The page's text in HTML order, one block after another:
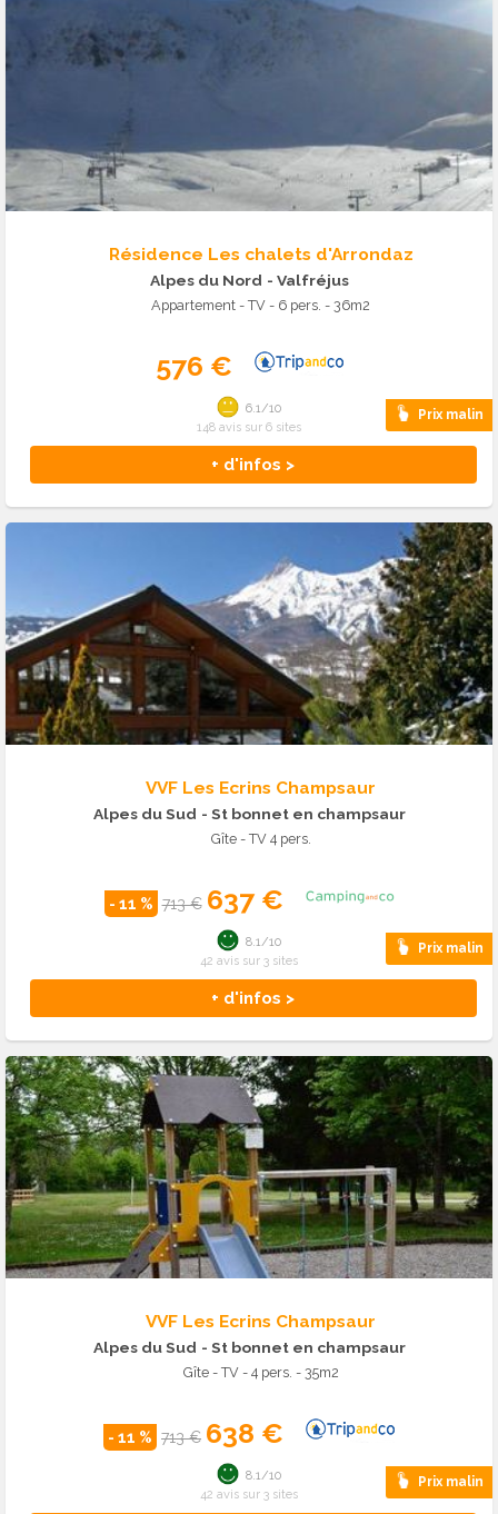
Résidence Les chalets d'Arrondaz
Alpes du Nord - Valfréjus
Appartement - TV - 6 pers. - 36m2
576 €
Prix malin
+ d'infos >
6.1/10
148 avis sur 6 sites
VVF Les Ecrins Champsaur
Alpes du Sud - St bonnet en champsaur
Gîte - TV 4 pers.
- 11 % 713 € 637 €
Prix malin
+ d'infos >
8.1/10
42 avis sur 3 sites
VVF Les Ecrins Champsaur
Alpes du Sud - St bonnet en champsaur
Gîte - TV - 4 pers. - 35m2
- 11 % 713 € 638 €
Prix malin
8.1/10
42 avis sur 3 sites